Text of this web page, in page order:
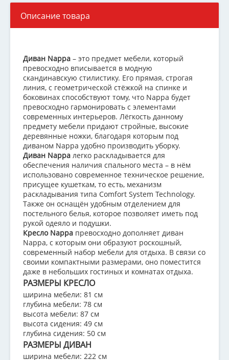
Описание товара
Диван Nappa – это предмет мебели, который
превосходно вписывается в модную
скандинавскую стилистику. Его прямая, строгая
линия, с геометрической стёжкой на спинке и
боковинах способствуют тому, что Nappa будет
превосходно гармонировать с элементами
современных интерьеров. Лёгкость данному
предмету мебели придают стройные, высокие
деревянные ножки, благодаря которым под
диваном Nappa удобно производить уборку.
Диван Nappa легко раскладывается для
обеспечения наличия спального места – в нём
использовано современное техническое решение,
присущее кушеткам, то есть, механизм
раскладывания типа Comfort System Technology.
Также он оснащён удобным отделением для
постельного белья, которое позволяет иметь под
рукой одеяло и подушки.
Кресло Nappa превосходно дополняет диван
Nappa, с которым они образуют роскошный,
современный набор мебели для отдыха. В связи со
своими компактными размерами, оно поместится
даже в небольших гостиных и комнатах отдыха.
РАЗМЕРЫ КРЕСЛО
ширина мебели: 81 см
глубина мебели: 78 см
высота мебели: 87 см
высота сидения: 49 см
глубина сидения: 50 см
РАЗМЕРЫ ДИВАН
ширина мебели: 222 см